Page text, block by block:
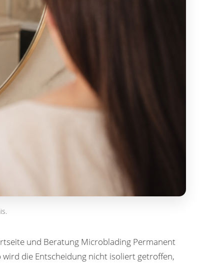
und Beratung Microblading Permanent
wird die Entscheidung nicht isoliert getroffen,